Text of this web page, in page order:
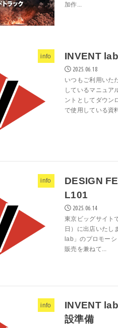
加作...
info INVENT
2025.06.18
いつもご利用いた
しているマニュア
ントとしてダウン
で使用している資
info
DESIGN
L101
2025.06.14
東京ビッグサイト
日）に出店いたし
lab」のプロモー
販売を兼ねて...
info
INVENT
設準備